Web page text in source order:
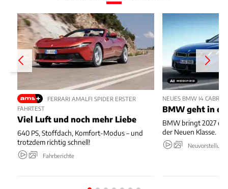
FERRARI AMALFI SPIDER ERSTER
FAHRTEST
Viel Luft und noch mehr Liebe
640 PS, Stoffdach, Komfort-Modus – und
trotzdem richtig schnell!
Fahrberichte
NEUES BMW I4 CABRIO
BMW geht in
BMW bringt 2027
der Neuen Klasse.